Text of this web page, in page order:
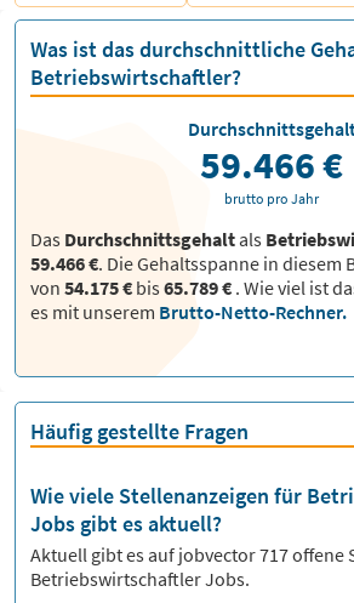
Was ist das durchschnittliche
Betriebswirtschaftler?
Das Durchschnittsgehaltals
59.466 €. Die Gehaltsspanne in diesem
von 54.175 € bis65.789 € . Wie viel ist
es mit unserem Brutto-Netto-Rechner.
59.466 €
brutto pro Jahr
Häufig gestellte Fragen
Wie viele Stellenanzeigen für
Jobs gibt es aktuell?
Aktuell gibt es auf jobvector717offene
Betriebswirtschaftler Jobs.